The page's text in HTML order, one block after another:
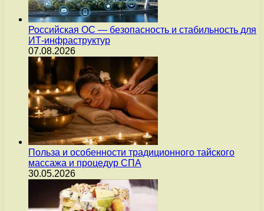
Российская ОС — безопасность и стабильность для
ИТ-инфраструктур
07.08.2026
Польза и особенности традиционного тайского
массажа и процедур СПА
30.05.2026